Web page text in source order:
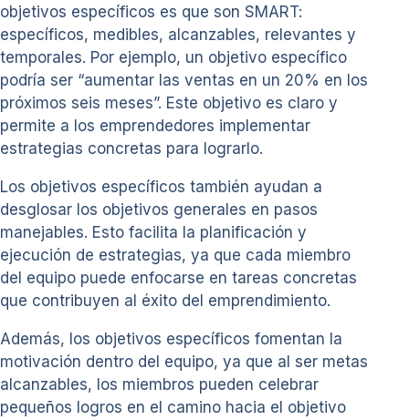
objetivos específicos es que son SMART:
específicos, medibles, alcanzables, relevantes y
temporales. Por ejemplo, un objetivo específico
podría ser “aumentar las ventas en un 20% en los
próximos seis meses”. Este objetivo es claro y
permite a los emprendedores implementar
estrategias concretas para lograrlo.
Los objetivos específicos también ayudan a
desglosar los objetivos generales en pasos
manejables. Esto facilita la planificación y
ejecución de estrategias, ya que cada miembro
del equipo puede enfocarse en tareas concretas
que contribuyen al éxito del emprendimiento.
Además, los objetivos específicos fomentan la
motivación dentro del equipo, ya que al ser metas
alcanzables, los miembros pueden celebrar
pequeños logros en el camino hacia el objetivo